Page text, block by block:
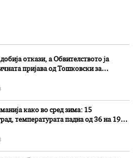
откази, а Обвителството ја
пријава од Тошковски за
како во сред зима: 15
температурата падна од 36 на 19